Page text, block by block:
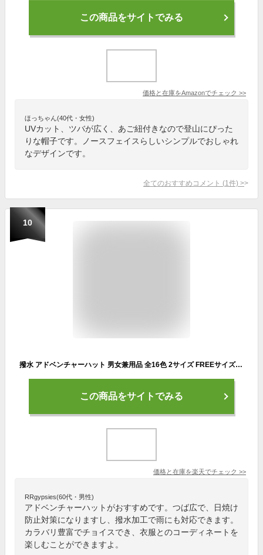
この商品をサイトでみる
価格と在庫をAmazonでチェック >>
ほっちゃん(40代・女性)
UVカット、ツバが広く、あご紐付きなので登山にぴった
りな帽子です。ノースフェイスらしいシンプルでおしゃれ
なデザインです。
全てのおすすめコメント (1 件) >
10
撥水 アドベンチャーハット 男女兼用品 全16色 2サイズ FREEサイズ:58cm ラージサイズ:61cm サファリハット アドベンチャーハット 帽子 ハット 野外フェス プール 海水浴 アウトドア キャンプ グランピング 登山 日焼け防止 メンズ レディース
この商品をサイトでみる
価格と在庫を楽天でチェック >>
RRgypsies(60代・男性)
アドベンチャーハットがおすすめです。つば広で、日焼け
防止対策になりますし、撥水加工で雨にも対応できます。
カラバリ豊富でチョイスでき、衣服とのコーディネートを
楽しむことができますよ。